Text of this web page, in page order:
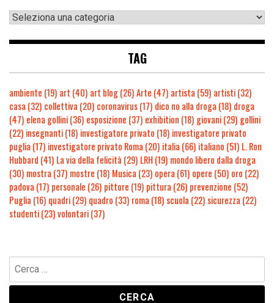
TAG
ambiente (19) art (40) art blog(26)Arte (47) artista (59) artisti(32)
casa (32) collettiva (20) coronavirus(17) dico no alla droga (18) droga
(47) elena gollini(36) esposizione (37) exhibition (18) giovani(29) gollini
(22) insegnanti(18) investigatore privato (18) investigatore privato
puglia (17) investigatore privato Roma (20) italia (66) italiano (51) L. Ron
Hubbard (41) La via della felicità (29) LRH (19) mondo libero dalla droga
(30) mostra (37) mostre (18) Musica (23) opera (61) opere (50) oro (22)
padova (17) personale (26) pittore (19) pittura (26) prevenzione (52)
Puglia (16) quadri(29) quadro (33) roma (18) scuola (22) sicurezza (22)
studenti(23)volontari(37)